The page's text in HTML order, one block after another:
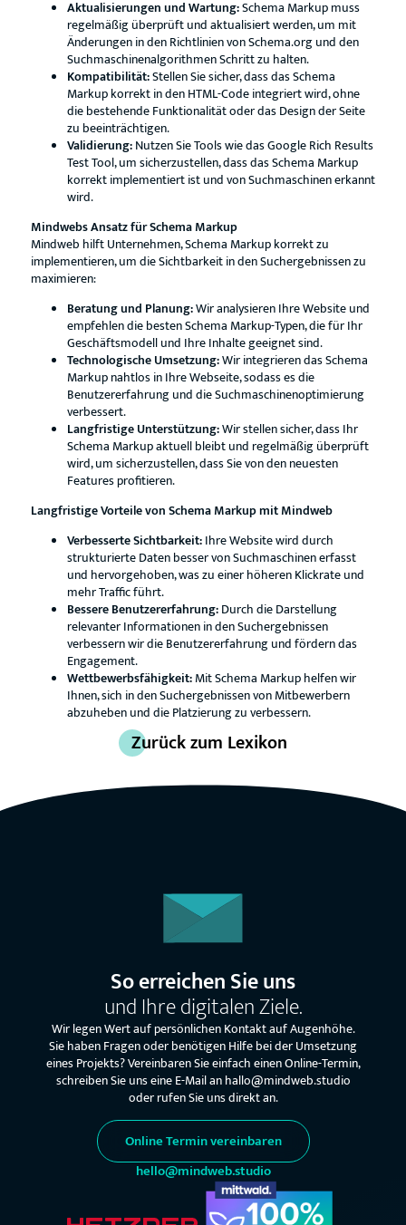
Aktualisierungen und Wartung:Schema Markup muss
regelmäßig überprüft und aktualisiert werden, um mit
Änderungen in den Richtlinien von Schema.org und den
Suchmaschinenalgorithmen Schritt zu halten.
Kompatibilität:Stellen Sie sicher, dass das Schema
Markup korrekt in den HTML-Code integriert wird, ohne
die bestehende Funktionalität oder das Design der Seite
zu beeinträchtigen.
Validierung:Nutzen Sie Tools wie das Google Rich Results
Test Tool, um sicherzustellen, dass das Schema Markup
korrekt implementiert ist und von Suchmaschinen erkannt
wird.
Mindwebs Ansatz für Schema Markup
Mindweb hilft Unternehmen, Schema Markup korrekt zu
implementieren, um die Sichtbarkeit in den Suchergebnissen zu
maximieren:
Beratung und Planung:Wir analysieren Ihre Website und
empfehlen die besten Schema Markup-Typen, die für Ihr
Geschäftsmodell und Ihre Inhalte geeignet sind.
Technologische Umsetzung:Wir integrieren das Schema
Markup nahtlos in Ihre Webseite, sodass es die
Benutzererfahrung und die Suchmaschinenoptimierung
verbessert.
Langfristige Unterstützung:Wir stellen sicher, dass Ihr
Schema Markup aktuell bleibt und regelmäßig überprüft
wird, um sicherzustellen, dass Sie von den neuesten
Features profitieren.
Langfristige Vorteile von Schema Markup mit Mindweb
Verbesserte Sichtbarkeit:Ihre Website wird durch
strukturierte Daten besser von Suchmaschinen erfasst
und hervorgehoben, was zu einer höheren Klickrate und
mehr Traffic führt.
Bessere Benutzererfahrung:Durch die Darstellung
relevanter Informationen in den Suchergebnissen
verbessern wir die Benutzererfahrung und fördern das
Engagement.
Wettbewerbsfähigkeit:Mit Schema Markup helfen wir
Ihnen, sich in den Suchergebnissen von Mitbewerbern
abzuheben und die Platzierung zu verbessern.
Zurück zum Lexikon
So erreichen Sie uns
und Ihre digitalen Ziele.
Wir legen Wert auf persönlichen Kontakt auf Augenhöhe.
Sie haben Fragen oder benötigen Hilfe bei der Umsetzung
eines Projekts? Vereinbaren Sie einfach einen Online-Termin,
schreiben Sie uns eine E-Mail an hallo@mindweb.studio
oder rufen Sie uns direkt an.
Online Termin vereinbaren
hello@mindweb.studio